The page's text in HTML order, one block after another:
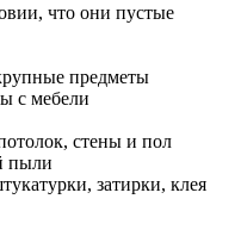
что они пустые
предметы
с мебели
стены и пол
пыли
затирки, клея